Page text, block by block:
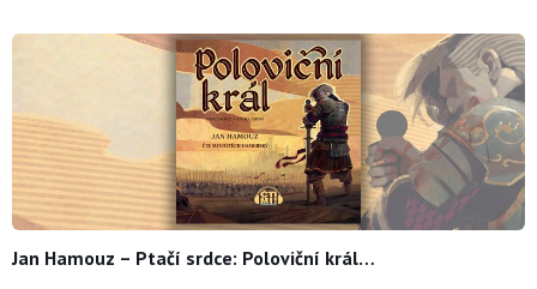
Jan Hamouz – Ptačí srdce: Poloviční král…